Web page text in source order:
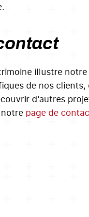
illustre
de nos
d’autres
page de